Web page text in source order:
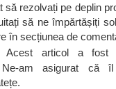
să rezolvați pe deplin
să ne împărtășiți
în secțiunea de
Acest articol a fost
Ne-am asigurat că îl